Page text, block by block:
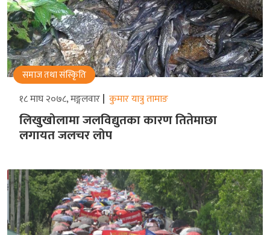
समाज तथा संस्किृति
१८ माघ २०७८, मङ्गलवार कुमार यात्रु तामाङ
लिखुखोलामा जलविद्युतका कारण तितेमाछा
लगायत जलचर लोप